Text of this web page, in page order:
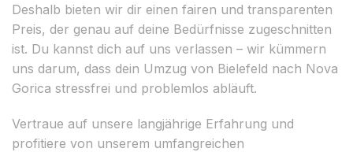
Deshalb bieten wir dir einen fairen und transparenten
Preis, der genau auf deine Bedürfnisse zugeschnitten
ist. Du kannst dich auf uns verlassen – wir kümmern
uns darum, dass dein Umzug von Bielefeld nach Nova
Gorica stressfrei und problemlos abläuft.
Vertraue auf unsere langjährige Erfahrung und
profitiere von unserem umfangreichen